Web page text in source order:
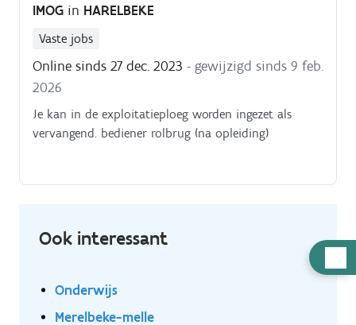
IMOG in HARELBEKE
Vaste jobs
Online sinds 27 dec. 2023 - gewijzigd sinds 9 feb.
2026
Je kan in de exploitatieploeg worden ingezet als
vervangend. bediener rolbrug (na opleiding)
Ook interessant
Onderwijs
Merelbeke-melle